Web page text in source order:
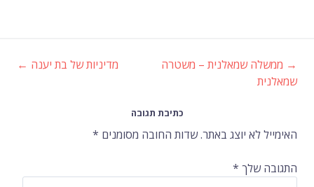
ניווט
ברשומות
→ ממשלה שמאלנית – משטרה
שמאלנית
מדיניות של בת יענה ←
כתיבת תגובה
האימייל לא יוצג באתר.שדות החובה מסומנים *
התגובה שלך *